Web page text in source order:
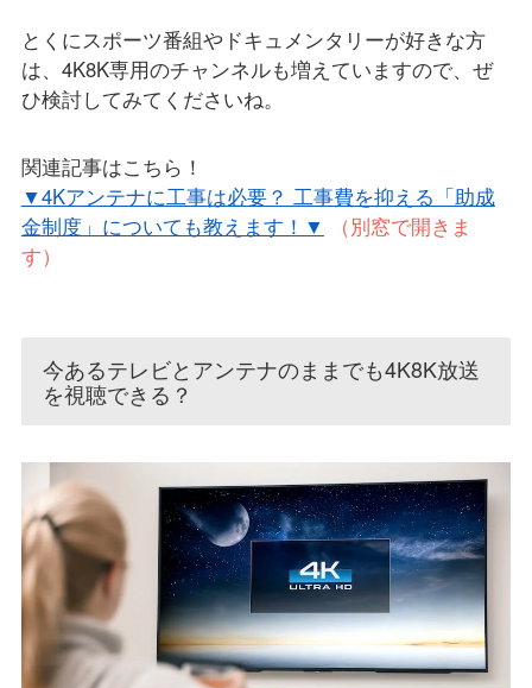
とくにスポーツ番組やドキュメンタリーが好きな方
は、4K8K専用のチャンネルも増えていますので、ぜ
ひ検討してみてくださいね。
関連記事はこちら！
▼4Kアンテナに工事は必要？ 工事費を抑える「助成
金制度」についても教えます！▼
（別窓で開きま
す）
今あるテレビとアンテナのままでも4K8K放送
を視聴できる？